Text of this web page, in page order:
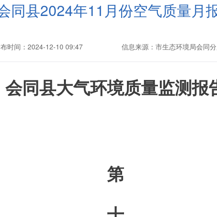
同县2024年11月份空气质量月
时间：2024-12-10 09:47 信息来源：市生态环境局会同
会同县大气环境质量监测报
第